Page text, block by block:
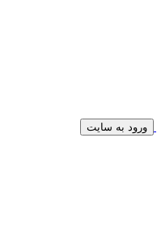
ورود به سایت